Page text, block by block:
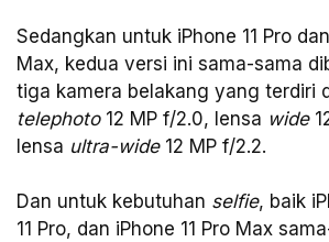
Sedangkan untuk iPhone 11 Pro
Max, kedua versi ini sama-sama
tiga kamera belakang yang terdiri
telephoto 12 MP f/2.0, lensa wide
lensa ultra-wide 12 MP f/2.2.
Dan untuk kebutuhan selfie, baik
11 Pro, dan iPhone 11 Pro Max